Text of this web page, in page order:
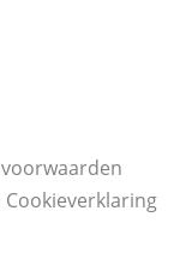
Cookieverklaring